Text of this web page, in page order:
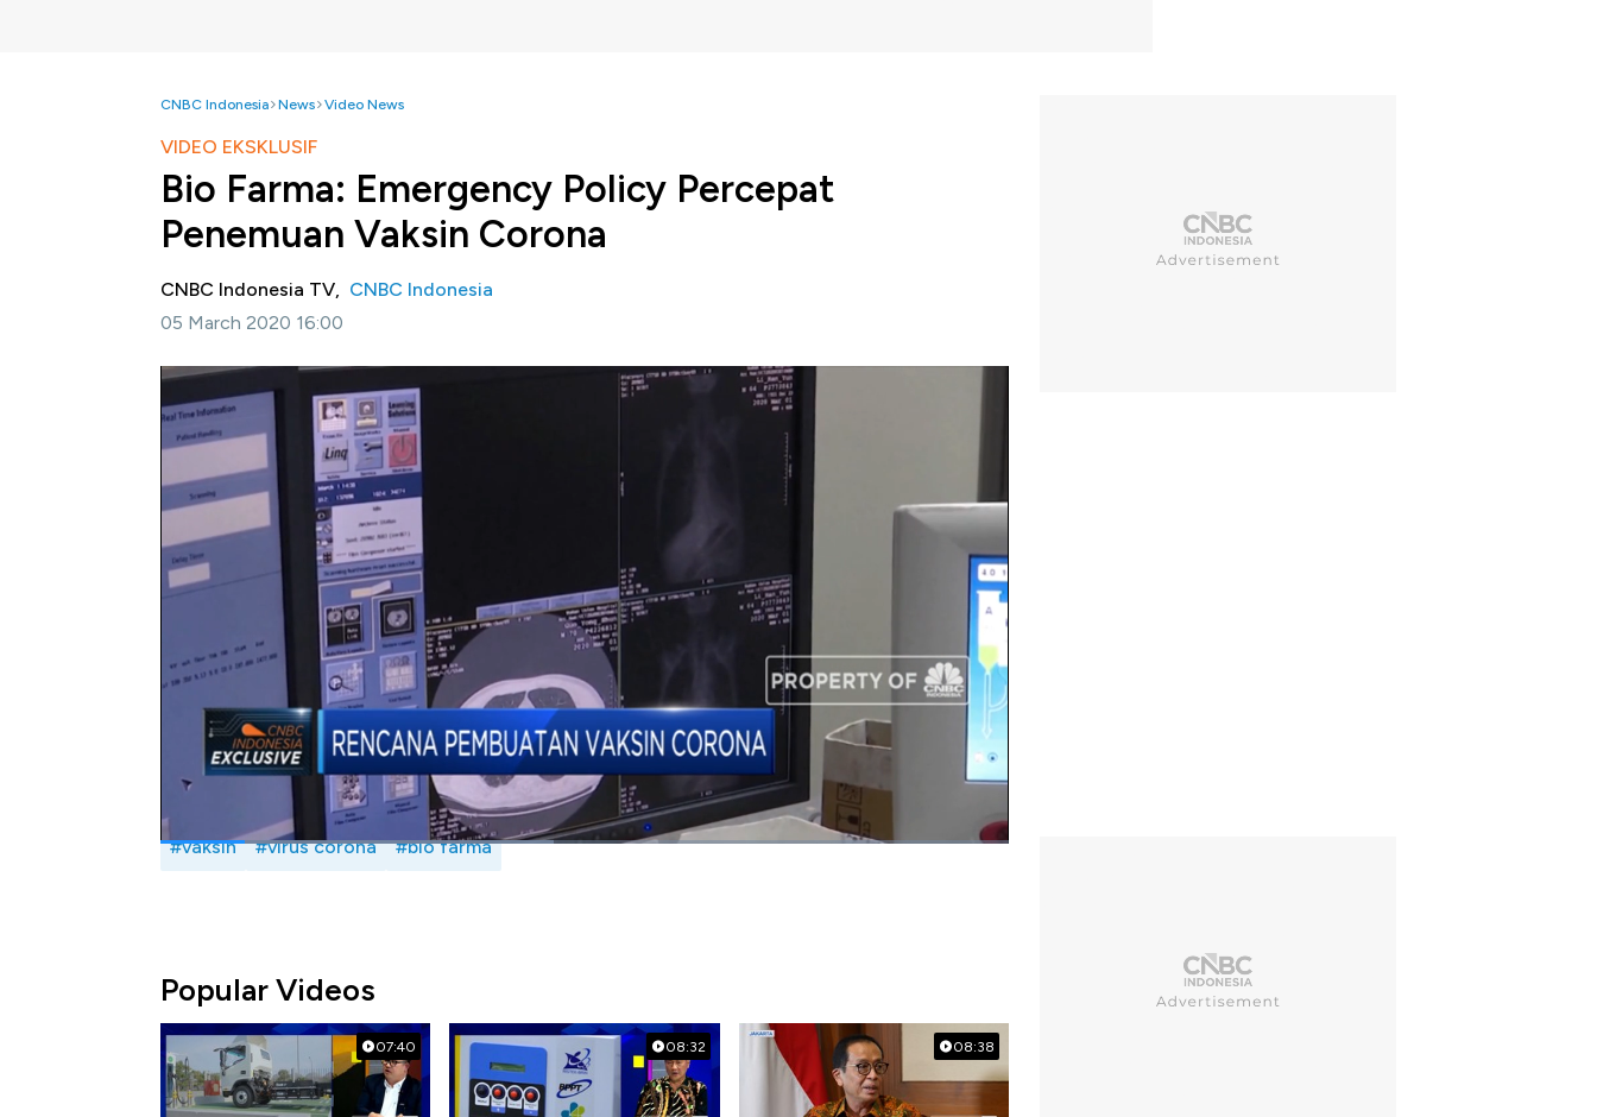
CNBC Indonesia News Video News
VIDEO EKSKLUSIF
Bio Farma: Emergency Policy Percepat
Penemuan Vaksin Corona
CNBC Indonesia TV, CNBC Indonesia
05 March 2020 16:00
Jakarta, CNBC Indonesia-
Penyebaran Virus Corona yang semakin meluas telah mendorong dunia
untuk segera membuat vaksin dan penangkal dari virus berlabel Covid-19 ini. Direktur Utama Bio
Farma, Honesti Basyir menyebutkan pembuatan vaksin normalnya membutuhkan waktu 10-15 tahun
karena prosesnya sangat rumit, hanya saja seiring dengan ditemukannya kasus Corona positif di RI
maka Bio Farma bisa mendapatkan sampel virus Corona yang bisa digunakan dalam proses penemuan
vaksin meski lama pembuatan belum bisa dipastikan, sehingga guna mempercepat pembuatan vaksin
maka diperlukan emergency policy.
Selengkapnya saksikan Syifah Fauzia dengan Direktur Utama Bio Farma, Honesti Basyir dalam Closing
Bell, CNBC Indonesia (Kamis, 05/03/2020)
Bagikan:
#vaksin #virus corona #bio farma
Popular Videos
07:40 08:32 08:38